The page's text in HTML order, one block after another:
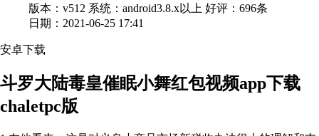
版本：v512 系统：android3.8.x以上 好评：696条
日期：2021-06-25 17:41
安卓下载
斗罗大陆毒皇催眠小舞红包视频app下载
chaletpc版